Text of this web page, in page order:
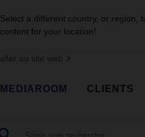
Select a different country, or region,
content for your location!
aller au site web
MEDIAROOM CLIENTS